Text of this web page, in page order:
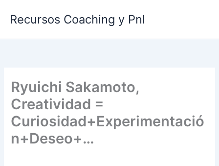
Recursos Coaching y Pnl
Ryuichi Sakamoto,
Creatividad =
Curiosidad+Experimentació
n+Deseo+…